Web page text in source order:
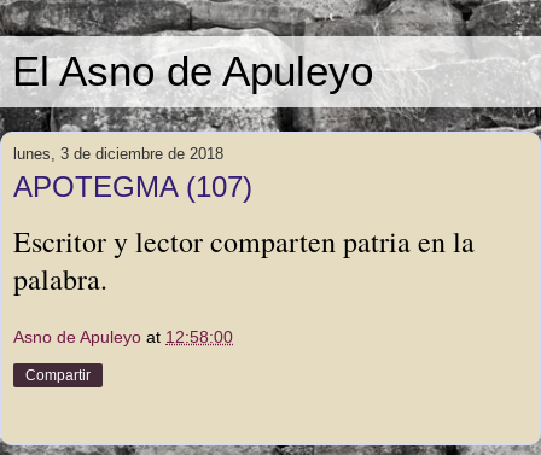
El Asno de Apuleyo
lunes, 3 de diciembre de 2018
APOTEGMA (107)
Escritor y lector comparten patria en la
palabra.
Asno de Apuleyo at 12:58:00
Compartir